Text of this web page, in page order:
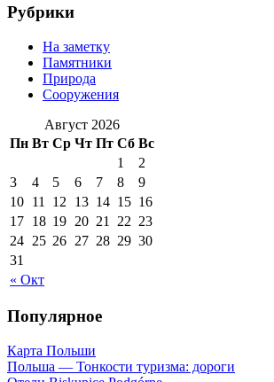
Рубрики
На заметку
Памятники
Природа
Сооружения
Август 2026
Пн Вт Ср Чт Пт Сб Вс
« Окт
1
2
3
4 5 6 7 8
9
10 11 12 13 14 15 16
17 18 19 20 21 22 23
24 25 26 27 28 29 30
31
Популярное
Карта Польши
Польша — Тонкости туризма: дороги